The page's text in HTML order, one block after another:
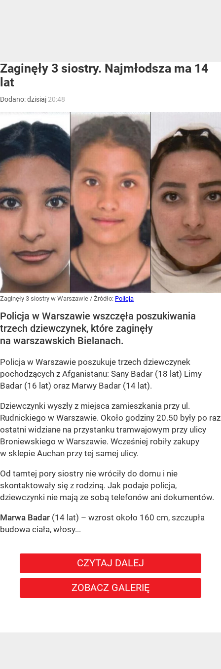
Zaginęły 3 siostry. Najmłodsza ma 14
lat
Dodano:dzisiaj 20:48
Zaginęły 3 siostry w Warszawie / Źródło: Policja
Policja w Warszawie wszczęła poszukiwania
trzech dziewczynek, które zaginęły
na warszawskich Bielanach.
Policja w Warszawie poszukuje trzech dziewczynek
pochodzących z Afganistanu: Sany Badar (18 lat) Limy
Badar (16 lat) oraz Marwy Badar (14 lat).
Dziewczynki wyszły z miejsca zamieszkania przy ul.
Rudnickiego w Warszawie. Około godziny 20.50 były po raz
ostatni widziane na przystanku tramwajowym przy ulicy
Broniewskiego w Warszawie. Wcześniej robiły zakupy
w sklepie Auchan przy tej samej ulicy.
Od tamtej pory siostry nie wróciły do domu i nie
skontaktowały się z rodziną. Jak podaje policja,
dziewczynki nie mają ze sobą telefonów ani dokumentów.
Marwa Badar (14 lat) – wzrost około 160 cm, szczupła
budowa ciała, włosy...
CZYTAJ DALEJ
ZOBACZ GALERIĘ